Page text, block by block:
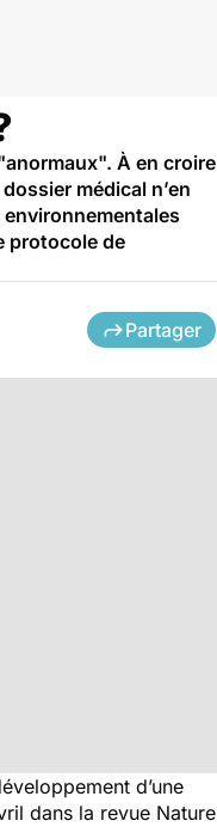
À en croire
médical n’en
protocole de
Partager
d’une
dans la revue Nature